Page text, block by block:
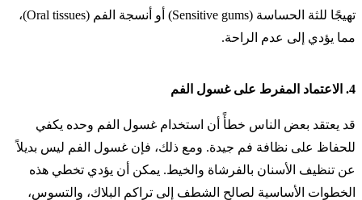
تهيجًا للثة الحساسة (Sensitive gums) أو أنسجة الفم (Oral tissues)،
مما يؤدي إلى عدم الراحة.
4. الاعتماد المفرط على غسول الفم
قد يعتقد بعض الناس خطأً أن استخدام غسول الفم وحده يكفي
للحفاظ على نظافة فم جيدة. ومع ذلك، فإن غسول الفم ليس بديلاً
عن تنظيف الأسنان بالفرشاة والخيط. يمكن أن يؤدي تخطي هذه
الخطوات الأساسية لصالح الشطف إلى تراكم البلاك، والتسوس،